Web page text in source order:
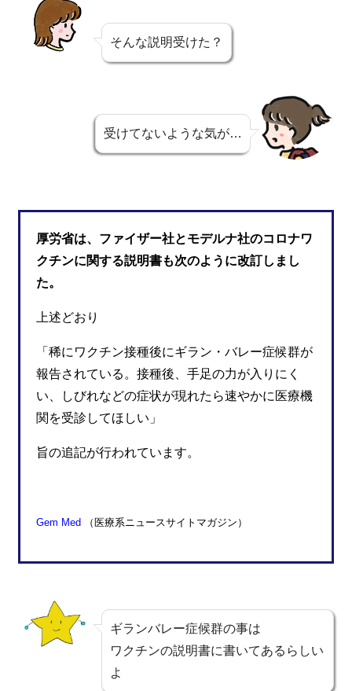
そんな説明受けた？
受けてないような気が…
厚労省は、ファイザー社とモデルナ社のコロナワ
クチンに関する説明書も次のように改訂しまし
た。
上述どおり
「稀にワクチン接種後にギラン・バレー症候群が
報告されている。接種後、手足の力が入りにく
い、しびれなどの症状が現れたら速やかに医療機
関を受診してほしい」
旨の追記が行われています。
Gem Med （医療系ニュースサイトマガジン）
ギランバレー症候群の事は
ワクチンの説明書に書いてあるらしい
よ